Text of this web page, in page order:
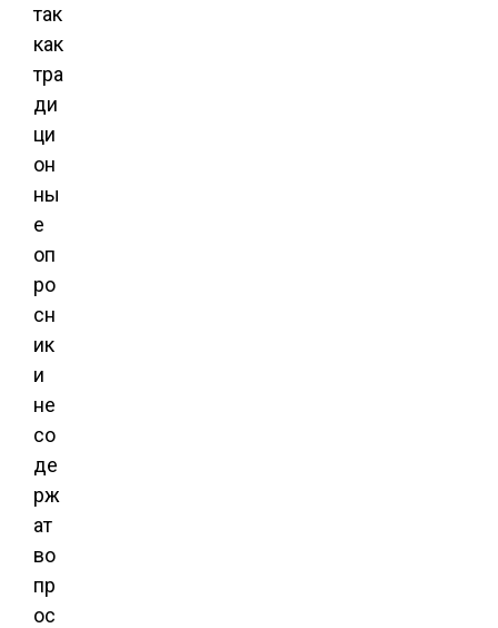
так
как
тра
ди
ци
он
ны
е
оп
ро
сн
ик
и
не
со
де
рж
ат
во
пр
ос